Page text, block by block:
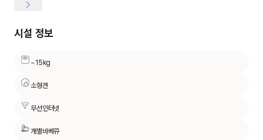
시설 정보
~15kg
소형견
무선인터넷
개별바베큐